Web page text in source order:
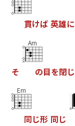
貫けば 英雄に
そ
Am
の目を閉じ
Em
同じ形 同じ